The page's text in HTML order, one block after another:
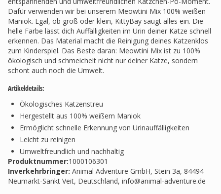
Dafür verwenden wir bei unserem Meowtini Mix 100% weißen
Maniok. Egal, ob groß oder klein, KittyBay saugt alles ein. Die
helle Farbe lässt dich Auffälligkeiten im Urin deiner Katze schnell
erkennen. Das Material macht die Reinigung deines Katzenklos
zum Kinderspiel. Das Beste daran: Meowtini Mix ist zu 100%
ökologisch und schmeichelt nicht nur deiner Katze, sondern
schont auch noch die Umwelt.
Artikeldetails:
Ökologisches Katzenstreu
Hergestellt aus 100% weißem Maniok
Ermöglicht schnelle Erkennung von Urinauffälligkeiten
Leicht zu reinigen
Umweltfreundlich und nachhaltig
Produktnummer:1000106301
Inverkehrbringer: Animal Adventure GmbH, Stein 3a, 84494
Neumarkt-Sankt Veit, Deutschland, info@animal-adventure.de